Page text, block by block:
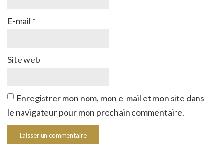
E-mail *
Site web
Enregistrer mon nom, mon e-mail et mon site dans
le navigateur pour mon prochain commentaire.